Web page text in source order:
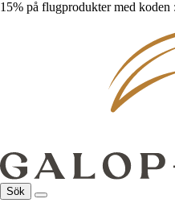
15% på flugprodukter med koden :
Sök